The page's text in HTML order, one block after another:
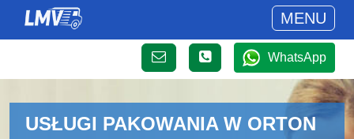
MENU
WhatsApp
USŁUGI PAKOWANIA W ORTON